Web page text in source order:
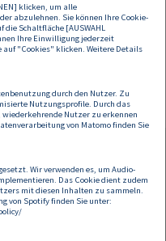
Einsatz."
Zustimmung.
vereinbart.
klicken, um alle
abzulehnen. Sie können Ihre Cookie-
die Schaltfläche [AUSWAHL
Ihre Einwilligung jederzeit
"Cookies" klicken. Weitere Details
durch den Nutzer. Zu
Nutzungsprofile. Durch das
wiederkehrende Nutzer zu erkennen
von Matomo finden Sie
Wir verwenden es, um Audio-
Das Cookie dient zudem
mit diesen Inhalten zu sammeln.
von Spotify finden Sie unter: